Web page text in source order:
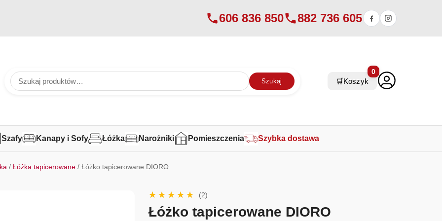
606 836 850 882 736 605
Szukaj 🛒Koszyk
0
Szafy Kanapy i Sofy Łóżka Narożniki Pomieszczenia Szybka dostawa
/Łóżka tapicerowane / Łóżko tapicerowane DIORO
(2)
Łóżko tapicerowane DIORO